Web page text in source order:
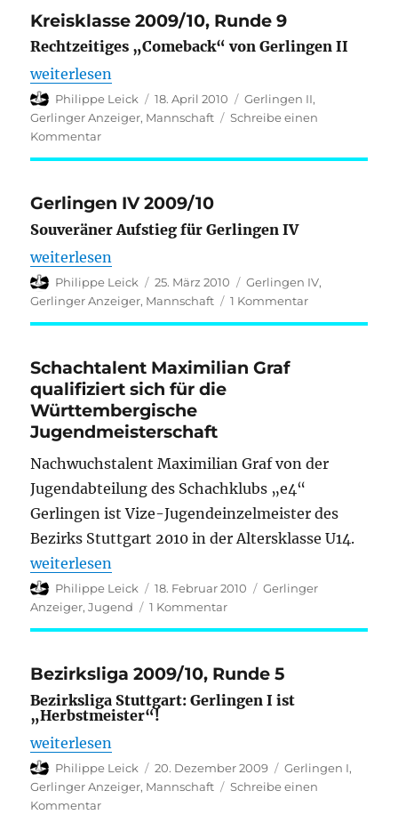
Maximilian
Graf
überzeugt
Württembergischen
Jugendmeisterschaft
Kreisklasse 2009/10, Runde 9
Rechtzeitiges „Comeback“ von Gerlingen II
„Kreisklasse 2009/10, Runde 9“
weiterlesen
Autor
Philippe Leick
Veröffentlicht
am
18. April 2010 Kategorien
Gerlingen II,
Gerlinger Anzeiger, Mannschaft
Schreibe einen
Kommentarzu
Kreisklasse
9
Gerlingen IV 2009/10
Souveräner Aufstieg für Gerlingen IV
„Gerlingen IV 2009/10“
weiterlesen
Autor
Philippe Leick
Veröffentlicht
am
25. März 2010 Kategorien
Gerlingen IV,
Gerlinger Anzeiger, Mannschaft 1 Kommentarzu
Schachtalent Maximilian Graf
qualifiziert sich für die
Württembergische
Jugendmeisterschaft
Nachwuchstalent Maximilian Graf von der
Jugendabteilung des Schachklubs „e4“
Gerlingen ist Vize-Jugendeinzelmeister des
Bezirks Stuttgart 2010 in der Altersklasse U14.
„Schachtalent Maximilian Graf qualifiziert sich für
weiterlesen
Autor
Philippe Leick
Veröffentlicht
am
18. Februar 2010 Kategorien
Gerlinger
Anzeiger,Jugend 1 Kommentarzu
qualifiziert
sich
Jugendmeisterschaft
Bezirksliga 2009/10, Runde 5
Bezirksliga Stuttgart: Gerlingen I ist
„Herbstmeister“!
„Bezirksliga 2009/10, Runde 5“
weiterlesen
Autor
Philippe Leick
Veröffentlicht
am
20. Dezember 2009 Kategorien
Gerlingen I,
Gerlinger Anzeiger, Mannschaft
Schreibe einen
Kommentarzu